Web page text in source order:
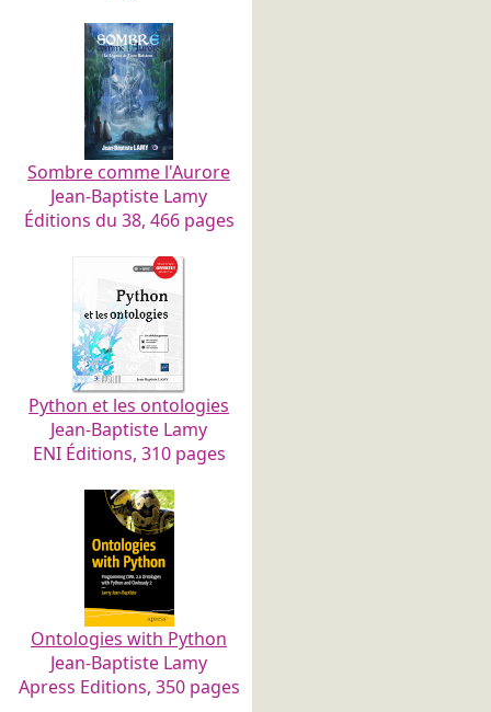
Sombre comme l'Aurore
Jean-Baptiste Lamy
Éditions du 38, 466 pages
Python et les ontologies
Jean-Baptiste Lamy
ENI Éditions, 310 pages
Ontologies with Python
Jean-Baptiste Lamy
Apress Editions, 350 pages